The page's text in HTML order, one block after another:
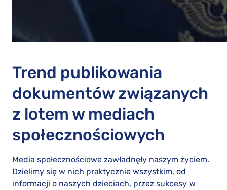
Trend publikowania
dokumentów związanych
z lotem w mediach
społecznościowych
Media społecznościowe zawładnęły naszym życiem.
Dzielimy się w nich praktycznie wszystkim, od
informacji o naszych dzieciach, przez sukcesy w